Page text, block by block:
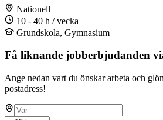
Nationell
10 - 40 h / vecka
Grundskola, Gymnasium
Få liknande jobberbjudanden
Ange nedan vart du önskar arbeta och
postadress!